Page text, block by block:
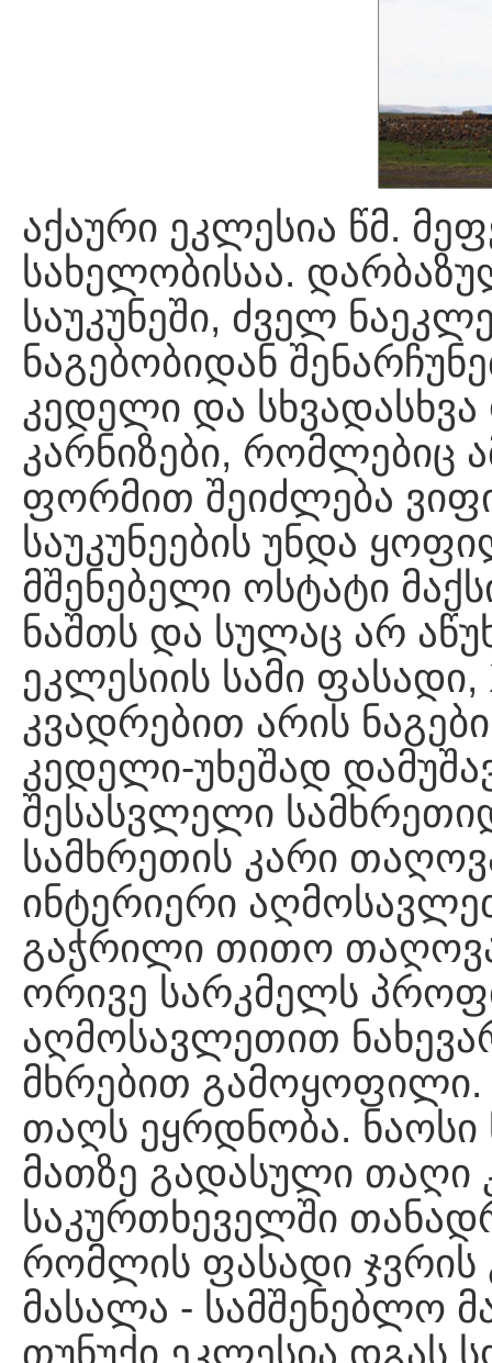
აქაური ეკლესია წმ.
სახელობისაა.
საუკუნეში, ძველ
ნაგებობიდან
კედელი და
კარნიზები, რომლებიც
ფორმით შეიძლება
საუკუნეების უნდა
მშენებელი ოსტატი
ნაშთს და სულაც არ
ეკლესიის სამი
კვადრებით არის
კედელი-უხეშად
შესასვლელი
სამხრეთის კარი
ინტერიერი
გაჭრილი თითო
ორივე სარკმელს
აღმოსავლეთით
მხრებით გამოყოფილი.
თაღს ეყრდნობა.
მათზე გადასული თაღი
საკურთხეველში
რომლის ფასადი ჯვრის
მასალა - სამშენებლო
თუნუქი ეკლესია დგას